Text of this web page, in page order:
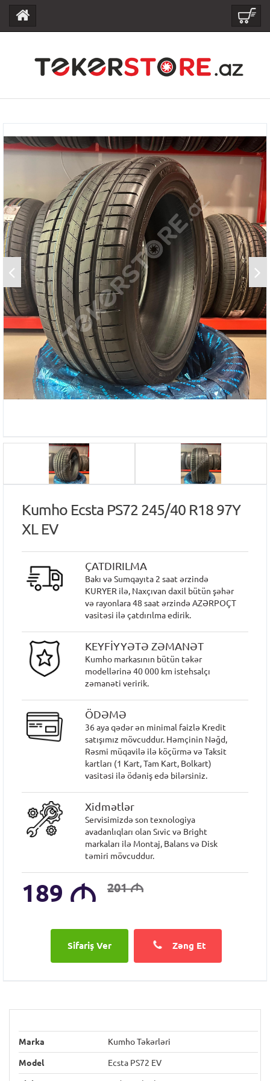
Kumho Ecsta PS72 245/40 R18 97Y
XL EV
ÇATDIRILMA
Bakı və Sumqayıta 2 saat ərzində
KURYER ilə, Naxçıvan daxil bütün şəhər
və rayonlara 48 saat ərzində AZƏRPOÇT
vasitəsi ilə çatdırılma edirik.
KEYFİYYƏTƏ ZƏMANƏT
Kumho markasının bütün təkər
modellərinə 40 000 km istehsalçı
zəmanəti veririk.
ÖDƏMƏ
36 aya qədər ən minimal faizlə Kredit
satışımız mövcuddur. Həmçinin Nəğd,
Rəsmi müqavilə ilə köçürmə və Taksit
kartları (1 Kart, Tam Kart, Bolkart)
vasitəsi ilə ödəniş edə bilərsiniz.
Xidmətlər
Servisimizdə son texnologiya
avadanlıqları olan Sıvic və Bright
markaları ilə Montaj, Balans və Disk
təmiri mövcuddur.
189 M 201M
Zəng Et
Marka Kumho Təkərləri
Model Ecsta PS72 EV